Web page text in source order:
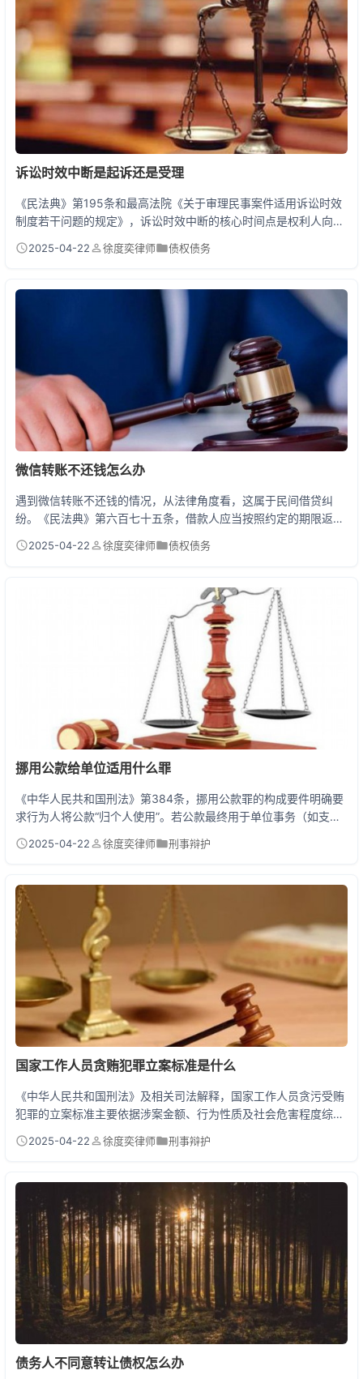
却因卡内流水达12.8万被起诉。这个案...
诉讼时效中断是起诉还是受理
《民法典》第195条和最高法院《关于审理民事案件适用诉讼时效
制度若干问题的规定》，诉讼时效中断的核心时间点是权利人向法
讼时效就咔嚓一声中断了，根本不用等到法院正式受理！这个规定
能因为法院审查材料的时间耽误了维权时机。 一、法律条文背后的
2025-04-22 徐度奕律师 债权债务
微信转账不还钱怎么办
遇到微信转账不还钱的情况，从法律角度看，这属于民间借贷纠
纷。《民法典》第六百七十五条，借款人应当按照约定的期限返还
天记录、转账备注）和实际转账行为，就具备法律追偿的基础。建
还款，第三步若协商无果，可直接向法院起诉。 一、微信转账不还
钱的3种实战处理法 1. 软硬兼施协商法 先发个表情...
2025-04-22 徐度奕律师 债权债务
挪用公款给单位适用什么罪
《中华人民共和国刑法》第384条，挪用公款罪的构成要件明确要
求行为人将公款“归个人使用”。若公款最终用于单位事务（如支付
法第387条）或私分国有资产罪（刑法第396条）。罪名需结合资
名义挪用但个人实际获利”的复杂情形。 单位用公款背后的法律真
相 某街道办主任老张把50万拆迁款借给下属...
2025-04-22 徐度奕律师 刑事辩护
国家工作人员贪贿犯罪立案标准是什么
《中华人民共和国刑法》及相关司法解释，国家工作人员贪污受贿
犯罪的立案标准主要依据涉案金额、行为性质及社会危害程度综合
贿赂刑事案件适用法律若干问题的解释》明确规定：贪污或受贿数
特定情节的也可立案。 贪贿犯罪立案标准的三大核心要素 第一层
是经济标准线，3万元作为基础立案门槛，相当于普通...
2025-04-22 徐度奕律师 刑事辩护
债务人不同意转让债权怎么办